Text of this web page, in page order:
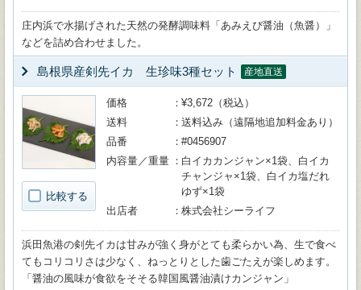
庄内浜で水揚げされた天然の発酵調味料「あみえび醤油（魚醤）」
などを詰め合わせました。
島根県産剣先イカ 生珍味3種セット 産地直送
比較する
価格
¥3,672（税込）
送料
送料込み（遠隔地追加料金あり）
品番
#0456907
内容量／重量
白イカカンジャン×1袋、白イカ
チャンジャ×1袋、白イカ塩だれ
ゆず×1袋
出店者
株式会社シーライフ
浜田魚港の剣先イカは甘みが強く身がとても柔らかい為、生で食べ
てもコリコリさは少なく、ねっとりとした歯ごたえが楽しめます。
「醤油の風味が食欲をそそる韓国風醤油漬けカンジャン」